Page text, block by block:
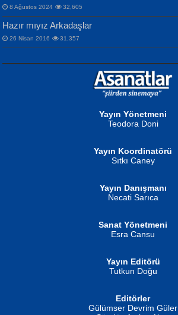
NURAN KÖSE BAYDAR
İSMAİL OKUTAN
Ben Deniz Değilim ki...
8 Ağustos 2024 32,605
Hazır mıyız Arkadaşlar
26 Nisan 2016 31,357
Yayın Yönetmeni
Teodora Doni
Yayın Koordinatörü
Sıtkı Caney
Yayın Danışmanı
Necati Sarıca
Sanat Yönetmeni
Esra Cansu
Yayın Editörü
Tutkun Doğu
Editörler
Gülümser Devrim Güler